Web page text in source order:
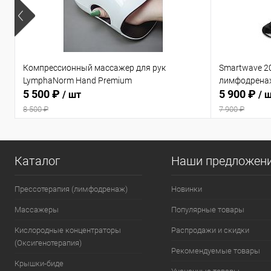
Компрессионный массажер для рук
LymphaNorm Hand Premium
5 500 ₽ / шт
8 500 ₽
Smartwave
5 900 ₽ /
7 900 ₽
Каталог
Прессотерапия (лимфодренаж)
Массажеры
Кислородные концентраторы
(Оксигенотерапия)
Крышки-биде
Наши
Новинки
Популярные товары
Распродажи и скидки
Рекомендуемые товары